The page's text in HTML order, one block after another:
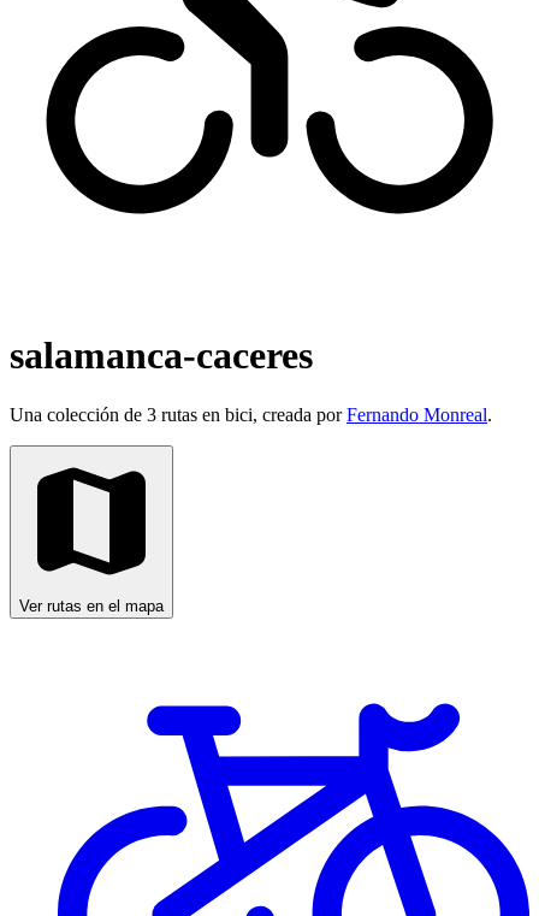
salamanca-caceres
Una colección de 3 rutas en bici, creada porFernando Monreal.
Ver rutas en el mapa